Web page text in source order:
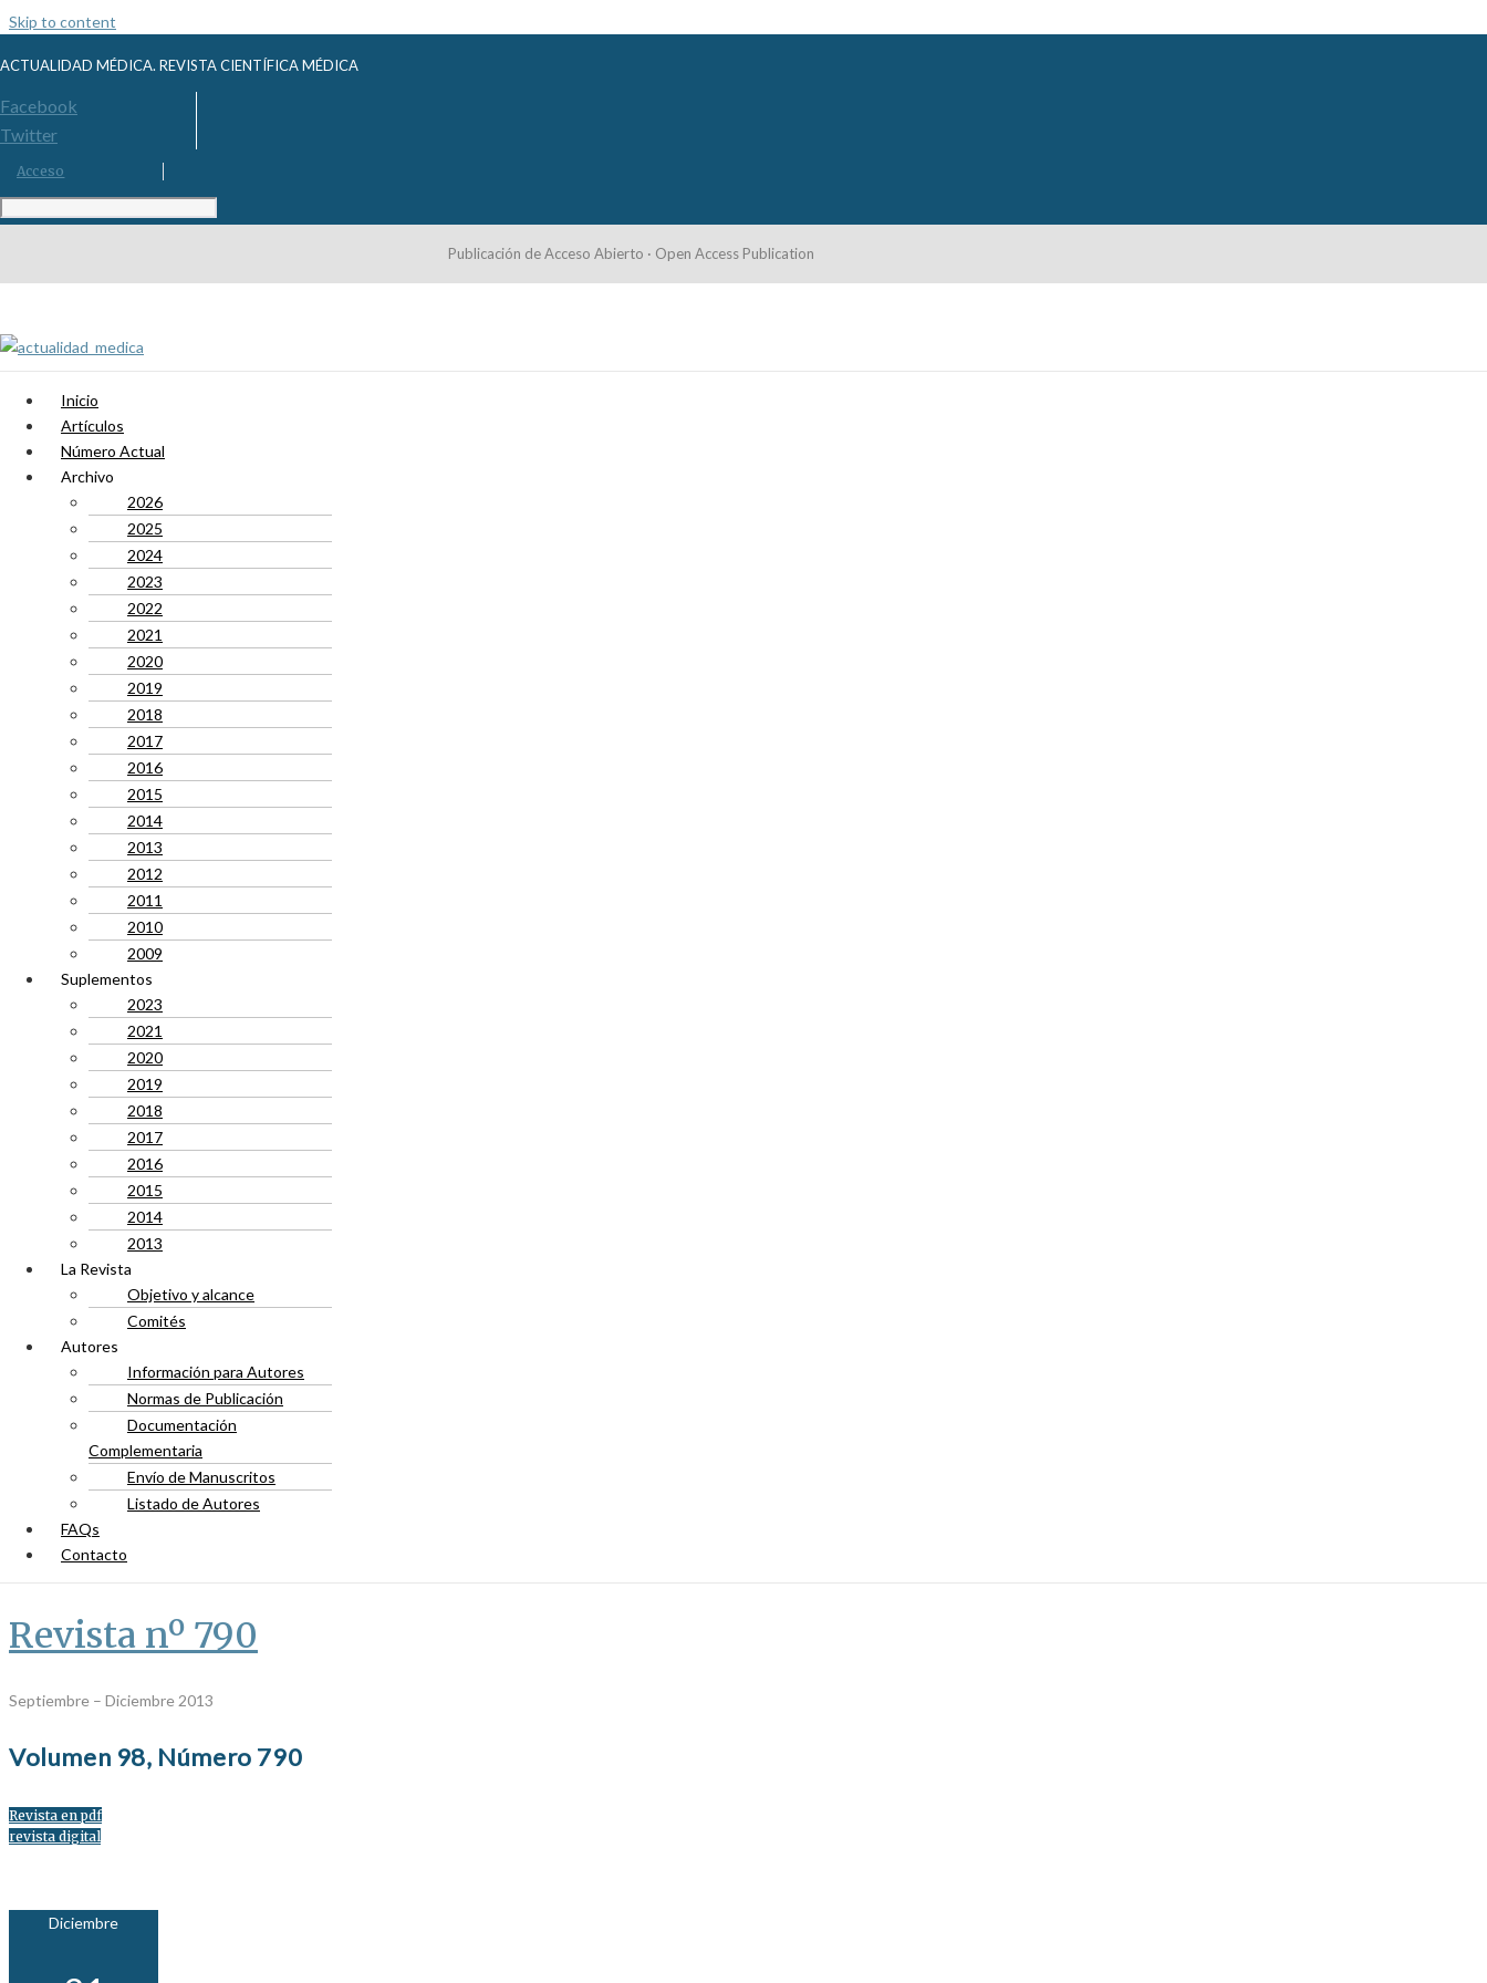
Skip to content
ACTUALIDAD MÉDICA. REVISTA CIENTÍFICA MÉDICA
Facebook
Twitter
Acceso
Publicación de Acceso Abierto · Open Access Publication
Inicio
Artículos
Número Actual
Archivo
2026
2025
2024
2023
2022
2021
2020
2019
2018
2017
2016
2015
2014
2013
2012
2011
2010
2009
Suplementos
2023
2021
2020
2019
2018
2017
2016
2015
2014
2013
La Revista
Objetivo y alcance
Comités
Autores
Información para Autores
Normas de Publicación
Documentación
Complementaria
Envío de Manuscritos
Listado de Autores
FAQs
Contacto
Revista nº 790
Septiembre – Diciembre 2013
Volumen 98, Número 790
Revista en pdf
revista digital
Diciembre